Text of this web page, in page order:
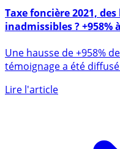
14 septembre 2021
inadmissibles ? +958%
témoignage a été diffusé